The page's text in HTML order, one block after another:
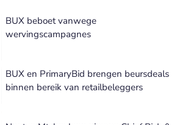
BUX beboet vanwege
wervingscampagnes
BUX en PrimaryBid brengen beursdeals
binnen bereik van retailbeleggers